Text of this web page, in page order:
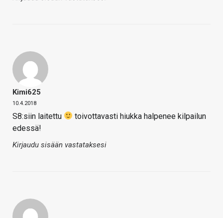
Kimi625
10.4.2018
S8:siin laitettu
toivottavasti hiukka halpenee kilpailun
edessä!
Kirjaudu sisään vastataksesi